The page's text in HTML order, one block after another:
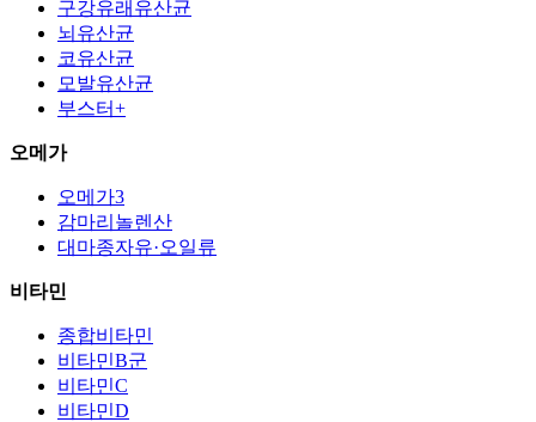
구강유래유산균
뇌유산균
코유산균
모발유산균
부스터+
오메가
오메가3
감마리놀렌산
대마종자유·오일류
비타민
종합비타민
비타민B군
비타민C
비타민D